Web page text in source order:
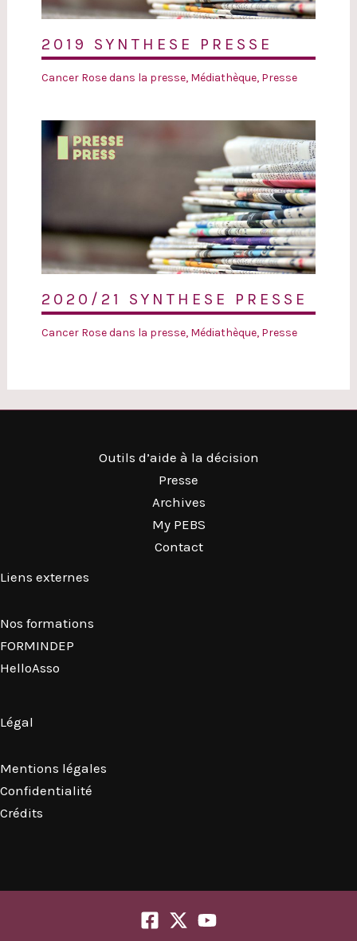
2019 SYNTHESE PRESSE
Cancer Rose dans la presse, Médiathèque, Presse
2020/21 SYNTHESE PRESSE
Cancer Rose dans la presse, Médiathèque, Presse
Outils d’aide à la décision
Presse
Archives
My PEBS
Contact
Liens externes
Nos formations
FORMINDEP
HelloAsso
Légal
Mentions légales
Confidentialité
Crédits